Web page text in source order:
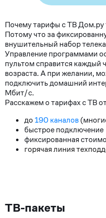
Почему тарифы с ТВ Дом.ру
Потому что за
внушительный набор
Управление программами
пультом справится каждый
возраста. А при желании,
подключить домашний
Мбит/с.
Расскажем о тарифах с ТВ
до 190 каналов
быстрое подключение
фиксированная
горячая линия
ТВ-пакеты